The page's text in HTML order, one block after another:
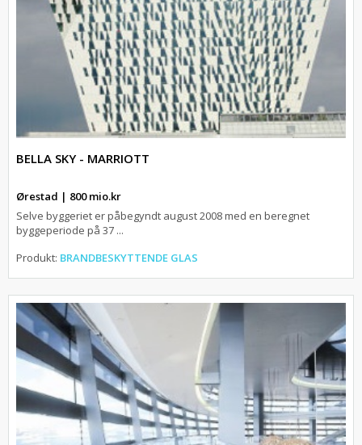
BELLA SKY - MARRIOTT
Ørestad | 800 mio.kr
Selve byggeriet er påbegyndt august 2008 med en beregnet
byggeperiode på 37 ...
Produkt: BRANDBESKYTTENDE GLAS